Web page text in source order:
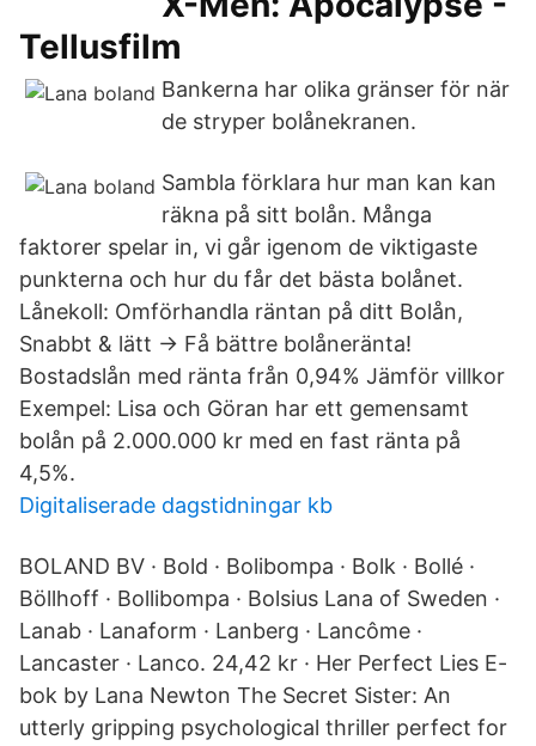
Tellusfilm
Bankerna har olika gränser för när
de stryper bolånekranen.
Sambla förklara hur man kan kan
räkna på sitt bolån. Många
faktorer spelar in, vi går igenom de viktigaste
punkterna och hur du får det bästa bolånet.
Lånekoll: ️Omförhandla räntan på ditt Bolån,
Snabbt & lätt → Få bättre bolåneränta! ️
Bostadslån med ränta från 0,94% ️Jämför villkor
Exempel: Lisa och Göran har ett gemensamt
bolån på 2.000.000 kr med en fast ränta på
4,5%.
Digitaliserade dagstidningar kb
BOLAND BV · Bold · Bolibompa · Bolk · Bollé ·
Böllhoff · Bollibompa · Bolsius Lana of Sweden ·
Lanab · Lanaform · Lanberg · Lancôme ·
Lancaster · Lanco. 24,42 kr · Her Perfect Lies E-
bok by Lana Newton The Secret Sister: An
utterly gripping psychological thriller perfect for